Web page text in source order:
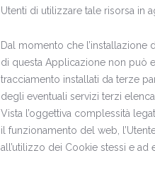
Utenti di utilizzare tale risorsa in
Dal momento che l’installazione
di questa Applicazione non può
tracciamento installati da terze
degli eventuali servizi terzi
Vista l’oggettiva complessità
il funzionamento del web,
all’utilizzo dei Cookie stessi e